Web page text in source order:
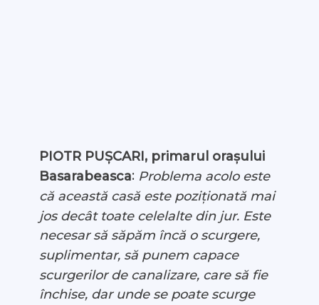
PIOTR PUȘCARI, primarul orașului
Basarabeasca: Problema acolo este
că această casă este poziționată mai
jos decât toate celelalte din jur. Este
necesar să săpăm încă o scurgere,
suplimentar, să punem capace
scurgerilor de canalizare, care să fie
închise, dar unde se poate scurge